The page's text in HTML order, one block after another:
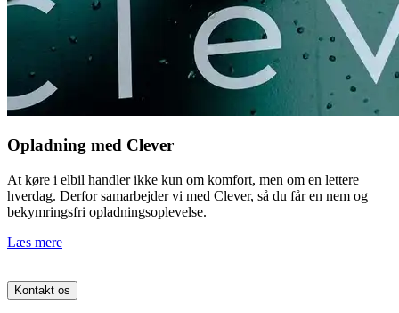
Opladning med Clever
At køre i elbil handler ikke kun om komfort, men om en lettere
hverdag. Derfor samarbejder vi med Clever, så du får en nem og
bekymringsfri opladningsoplevelse.
Læs mere
Kontakt os